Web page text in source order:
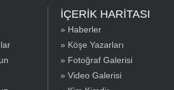
İÇERİK HARİTASI
» Haberler
» Köşe Yazarları
» Fotoğraf Galerisi
» Video Galerisi